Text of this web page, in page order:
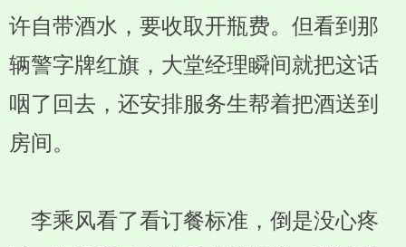
许自带酒水，要收取开瓶费。但看到那
辆警字牌红旗，大堂经理瞬间就把这话
咽了回去，还安排服务生帮着把酒送到
房间。
李乘风看了看订餐标准，倒是没心疼